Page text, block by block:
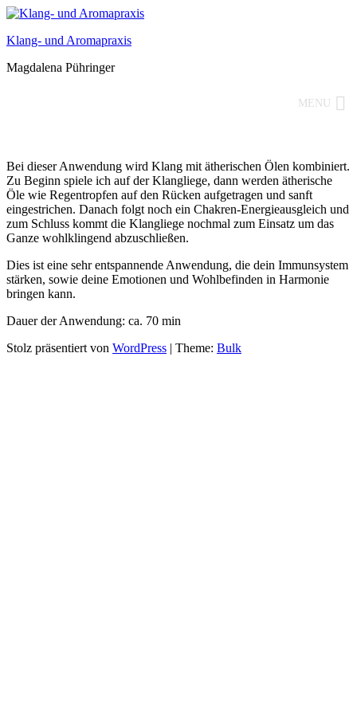
Klang- und Aromapraxis
Magdalena Pühringer
MENU
Bei dieser Anwendung wird Klang mit ätherischen Ölen kombiniert.
Zu Beginn spiele ich auf der Klangliege, dann werden ätherische
Öle wie Regentropfen auf den Rücken aufgetragen und sanft
eingestrichen. Danach folgt noch ein Chakren-Energieausgleich und
zum Schluss kommt die Klangliege nochmal zum Einsatz um das
Ganze wohlklingend abzuschließen.
Dies ist eine sehr entspannende Anwendung, die dein Immunsystem
stärken, sowie deine Emotionen und Wohlbefinden in Harmonie
bringen kann.
Dauer der Anwendung: ca. 70 min
Stolz präsentiert von WordPress | Theme: Bulk